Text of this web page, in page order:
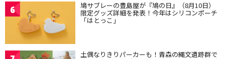
6 鳩サブレーの豊島屋が『鳩の日』（8月10日）
限定グッズ詳細を発表！今年はシリコンポーチ
「はとっこ」
土偶なりきりパーカーも！青森の縄文遺跡群で